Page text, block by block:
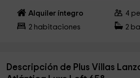
Alquiler íntegro 4
2 habitaciones 2
Descripción de Plus Villas